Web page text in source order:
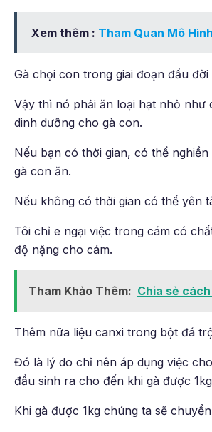
Xem thêm : Tham Quan Mô
Gà chọi con trong giai đoạn đầu
Vậy thì nó phải ăn loại hạt nhỏ
dinh dưỡng cho gà con.
Nếu bạn có thời gian, có thể
gà con ăn.
Nếu không có thời gian có thể yên
Tôi chỉ e ngại việc trong cám có
độ nặng cho cám.
Tham Khảo Thêm: Chia sẻ
Thêm nữa liệu canxi trong bột đá
Đó là lý do chỉ nên áp dụng việc
đầu sinh ra cho đến khi gà được
Khi gà được 1kg chúng ta sẽ